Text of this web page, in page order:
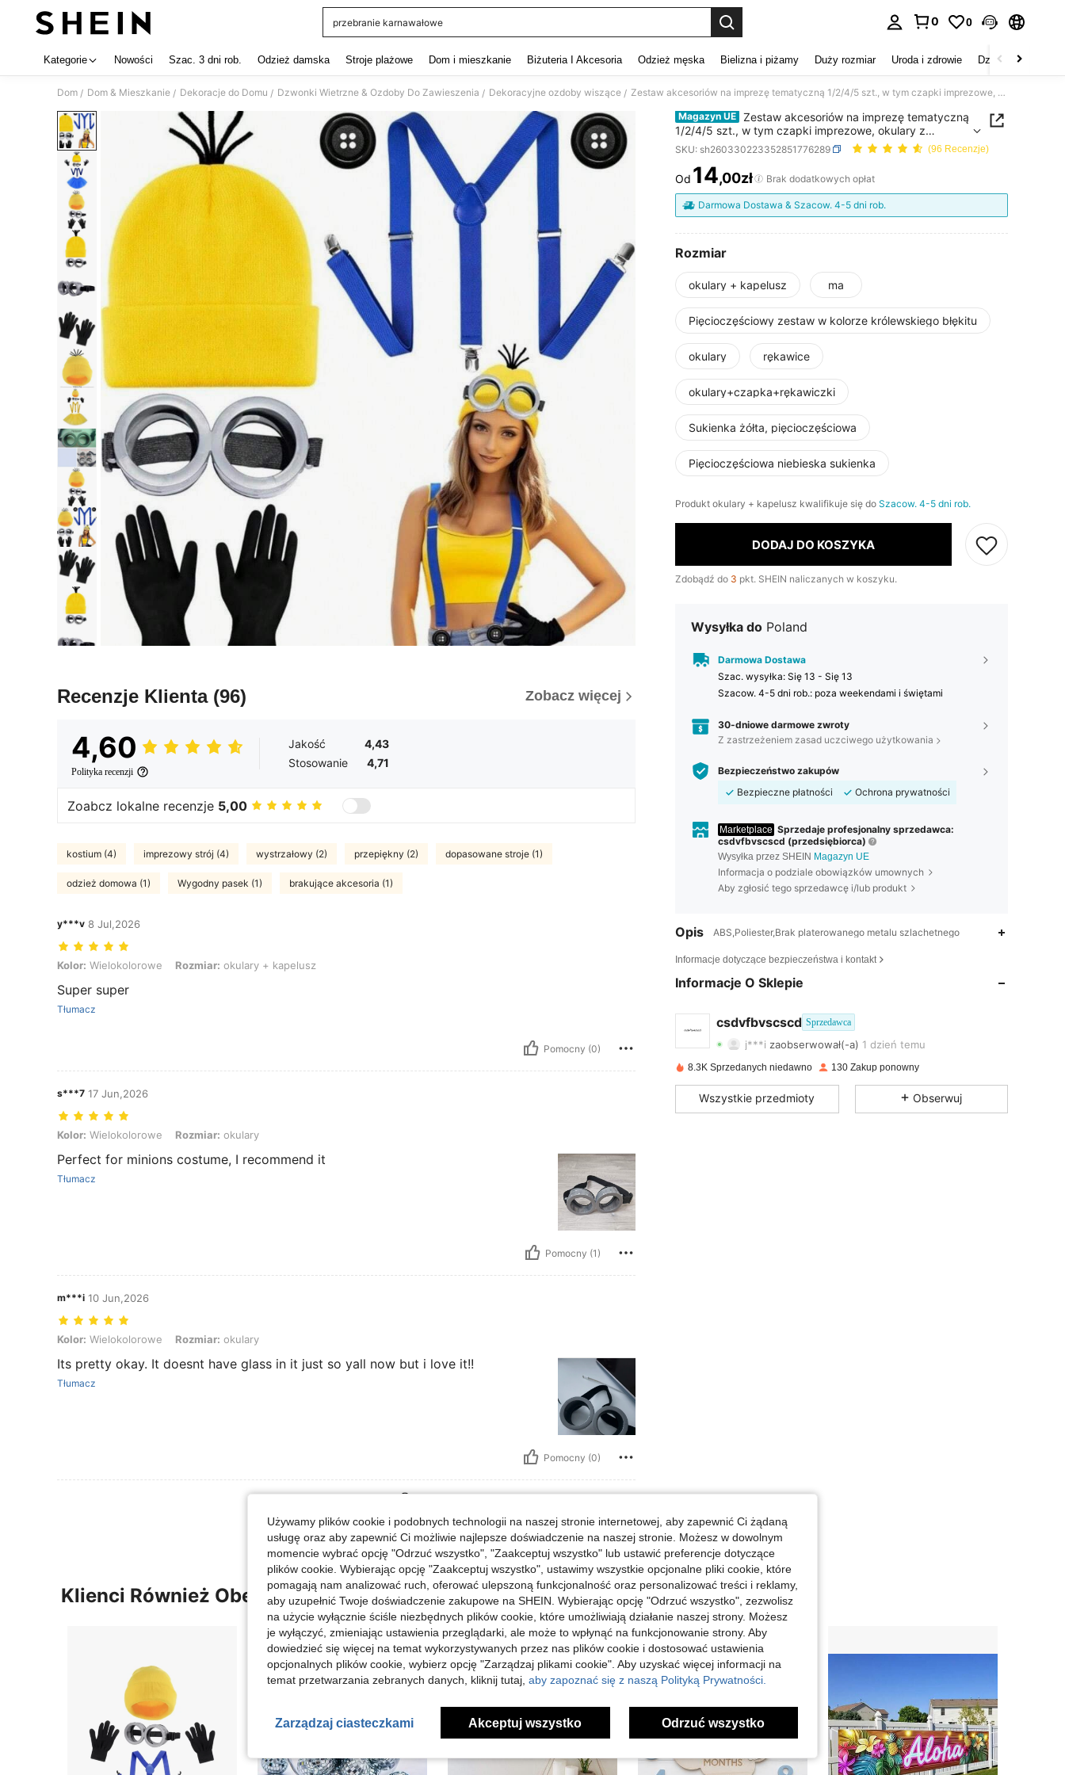
przebranie karnawałowe
0 0
Kategorie Nowości Szac. 3 dni rob. Odzież damska Stroje plażowe Dom i mieszkanie Biżuteria I Akcesoria Odzież męska Bielizna i piżamy Duży rozmiar Uroda i zdrowie Dzieci
Dom / Dom & Mieszkanie / Dekoracje do Domu / Dzwonki Wietrzne & Ozdoby Do Zawieszenia / Dekoracyjne ozdoby wiszące / Zestaw akcesoriów na imprezę tematyczną 1/2/4/5 szt., w tym czapki imprezowe, okulary z postaciami z kreskówek, odpowiednie na Boże Narodzenie, Halloween i imprezy tematyczne, dekoracje cosplay
Recenzje Klienta (96) Zobacz więcej
4,60
Polityka recenzji
Jakość
4,43
Stosowanie
4,71
Zoabcz lokalne recenzje 5,00
kostium (4) imprezowy strój (4) wystrzałowy (2) przepiękny (2) dopasowane stroje (1)
odzież domowa (1) Wygodny pasek (1) brakujące akcesoria (1)
y***v 8 Jul,2026
Kolor: Wielokolorowe, Rozmiar: okulary + kapelusz
Kolor: Wielokolorowe Rozmiar: okulary + kapelusz
Super super
Tłumacz
Pomocny (0)
s***7 17 Jun,2026
Kolor: Wielokolorowe, Rozmiar: okulary
Kolor: Wielokolorowe Rozmiar: okulary
Perfect for minions costume, I recommend it
Tłumacz
Pomocny (1)
m***i 10 Jun,2026
Kolor: Wielokolorowe, Rozmiar: okulary
Kolor: Wielokolorowe Rozmiar: okulary
Its pretty okay. It doesnt have glass in it just so yall now but i love it!!
Tłumacz
Pomocny (0)
Magazyn UE Zestaw akcesoriów na imprezę tematyczną
1/2/4/5 szt., w tym czapki imprezowe, okulary z
postaciami z kreskówek, odpowiednie na Boże
Narodzenie, Halloween i imprezy tematyczne, dekoracje
cosplay
SKU: sh260330223352851776289 (96 Recenzje)
PRICE AND AVAILABILITY
Od 14,00zł Brak dodatkowych opłat
Darmowa Dostawa & Szacow. 4-5 dni rob.
Rozmiar
okulary + kapelusz ma
Pięcioczęściowy zestaw w kolorze królewskiego błękitu
okulary rękawice
okulary+czapka+rękawiczki
Sukienka żółta, pięcioczęściowa
Pięcioczęściowa niebieska sukienka
Produkt okulary + kapelusz kwalifikuje się do Szacow. 4-5 dni rob.
DODAJ DO KOSZYKA
Zdobądź do 3 pkt. SHEIN naliczanych w koszyku.
Wysyłka do Poland
Darmowa Dostawa
Szac. wysyłka: Się 13 - Się 13
Szacow. 4-5 dni rob.: poza weekendami i świętami
30-dniowe darmowe zwroty
Z zastrzeżeniem zasad uczciwego użytkowania
Bezpieczeństwo zakupów
Bezpieczne płatności
Ochrona prywatności
Marketplace Sprzedaje profesjonalny sprzedawca:
csdvfbvscscd (przedsiębiorca)
Wysyłka przez SHEIN Magazyn UE
Informacja o podziale obowiązków umownych
Aby zgłosić tego sprzedawcę i/lub produkt
Opis ABS,Poliester,Brak platerowanego metalu szlachetnego
Informacje dotyczące bezpieczeństwa i kontakt
Informacje O Sklepie
csdvfbvscscd Sprzedawca
4,80 18
4,80 18
j***i zaobserwował(-a) 1 dzień temu
4,80 18
8.3K Sprzedanych niedawno 130 Zakup ponowny
Wszystkie przedmioty Obserwuj
Klienci Również Obejrzeli
Używamy plików cookie i podobnych technologii na naszej stronie internetowej, aby zapewnić Ci żądaną
usługę oraz aby zapewnić Ci możliwie najlepsze doświadczenie na naszej stronie. Możesz w dowolnym
momencie wybrać opcję "Odrzuć wszystko", "Zaakceptuj wszystko" lub ustawić preferencje dotyczące
plików cookie. Wybierając opcję "Zaakceptuj wszystko", ustawimy wszystkie opcjonalne pliki cookie, które
pomagają nam analizować ruch, oferować ulepszoną funkcjonalność oraz personalizować treści i reklamy,
aby uzupełnić Twoje doświadczenie zakupowe na SHEIN. Wybierając opcję "Odrzuć wszystko", zezwolisz
na użycie wyłącznie ściśle niezbędnych plików cookie, które umożliwiają działanie naszej strony. Możesz
je wyłączyć, zmieniając ustawienia przeglądarki, ale może to wpłynąć na funkcjonowanie strony. Aby
dowiedzieć się więcej na temat wykorzystywanych przez nas plików cookie i dostosować ustawienia
opcjonalnych plików cookie, wybierz opcję "Zarządzaj plikami cookie". Aby uzyskać więcej informacji na
temat przetwarzania zebranych danych, kliknij tutaj, aby zapoznać się z naszą Polityką Prywatności.
Zarządzaj ciasteczkami Akceptuj wszystko Odrzuć wszystko